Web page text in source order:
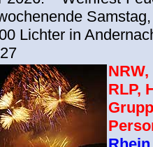
Lichter in
RLP,